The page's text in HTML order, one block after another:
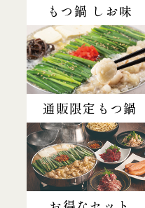
もつ鍋 しお味
通販限定もつ鍋